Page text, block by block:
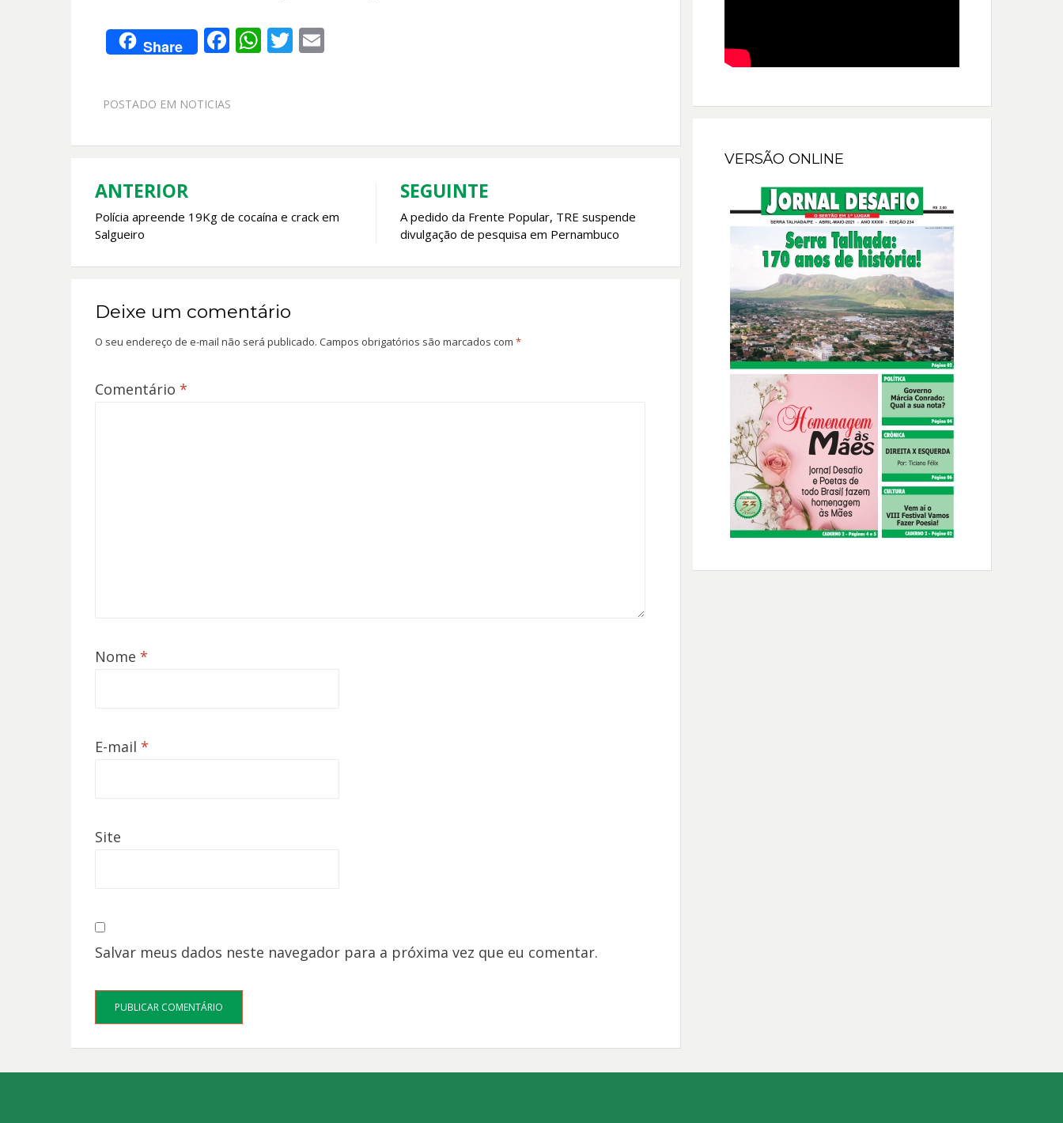
Share F
b
o
W
A
T E
POSTADO EM NOTICIAS
Navegação
de
ANTERIOR
Polícia apreende 19Kg de cocaína e crack em
Salgueiro
SEGUINTE
A pedido da Frente Popular, TRE suspende
divulgação de pesquisa em Pernambuco
Deixe um comentário
O seu endereço de e-mail não será publicado. Campos obrigatórios são marcados com *
Comentário *
Nome *
E-mail *
Site
Salvar meus dados neste navegador para a próxima vez que eu comentar.
VERSÃO ONLINE